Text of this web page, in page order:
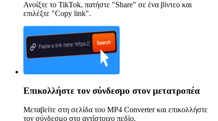
Ανοίξτε το TikTok, πατήστε "Share" σε ένα βίντεο και
επιλέξτε "Copy link".
Επικολλήστε τον σύνδεσμο στον μετατροπέα
Μεταβείτε στη σελίδα του MP4 Converter και επικολλήστε
τον σύνδεσμο στο αντίστοιχο πεδίο.